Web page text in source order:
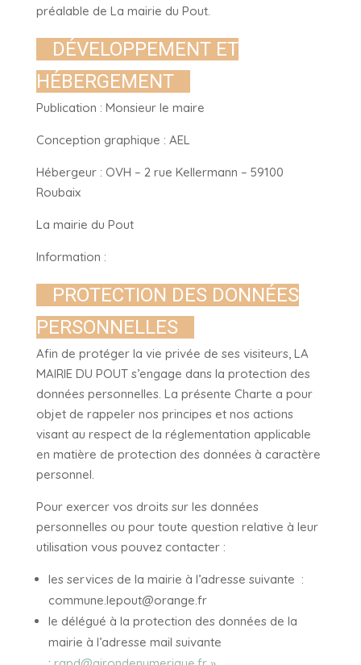
préalable de La mairie du Pout.
DÉVELOPPEMENT ET
HÉBERGEMENT
Publication : Monsieur le maire
Conception graphique : AEL
Hébergeur : OVH – 2 rue Kellermann – 59100
Roubaix
La mairie du Pout
Information :
PROTECTION DES DONNÉES
PERSONNELLES
Afin de protéger la vie privée de ses visiteurs, LA
MAIRIE DU POUT s’engage dans la protection des
données personnelles. La présente Charte a pour
objet de rappeler nos principes et nos actions
visant au respect de la réglementation applicable
en matière de protection des données à caractère
personnel.
Pour exercer vos droits sur les données
personnelles ou pour toute question relative à leur
utilisation vous pouvez contacter :
les services de la mairie à l’adresse suivante :
commune.lepout@orange.fr
le délégué à la protection des données de la
mairie à l’adresse mail suivante